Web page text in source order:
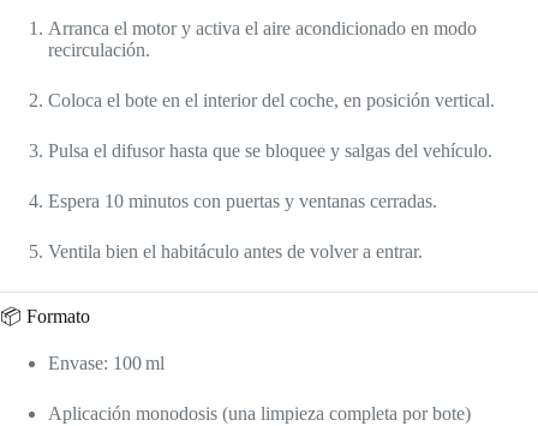
Arranca el motor y activa el aire acondicionado en modo
recirculación.
Coloca el bote en el interior del coche, en posición vertical.
Pulsa el difusor hasta que se bloquee y salgas del vehículo.
Espera 10 minutos con puertas y ventanas cerradas.
Ventila bien el habitáculo antes de volver a entrar.
📦 Formato
Envase: 100 ml
Aplicación monodosis (una limpieza completa por bote)